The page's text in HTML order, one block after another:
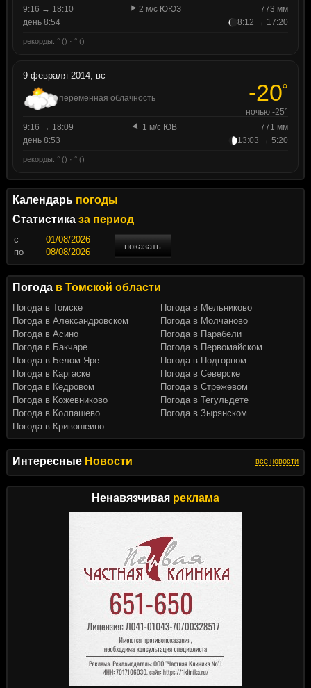
Интересные Новости все новости
Ненавязчивая реклама
9:16 → 18:10
2 м/с ЮЮЗ
773 мм
день 8:54
8:12 → 17:20
рекорды: ° () · ° ()
9 февраля 2014, вс
переменная облачность -20°
ночью -25°
9:16 → 18:09
1 м/с ЮВ
771 мм
день 8:53
13:03 → 5:20
рекорды: ° () · ° ()
Календарь погоды
Статистика за период
c
показать
по
Погода в Томской области
Погода в Томске
Погода в Александровском
Погода в Асино
Погода в Бакчаре
Погода в Белом Яре
Погода в Каргаске
Погода в Кедровом
Погода в Кожевниково
Погода в Колпашево
Погода в Кривошеино
Погода в Мельниково
Погода в Молчаново
Погода в Парабели
Погода в Первомайском
Погода в Подгорном
Погода в Северске
Погода в Стрежевом
Погода в Тегульдете
Погода в Зырянском